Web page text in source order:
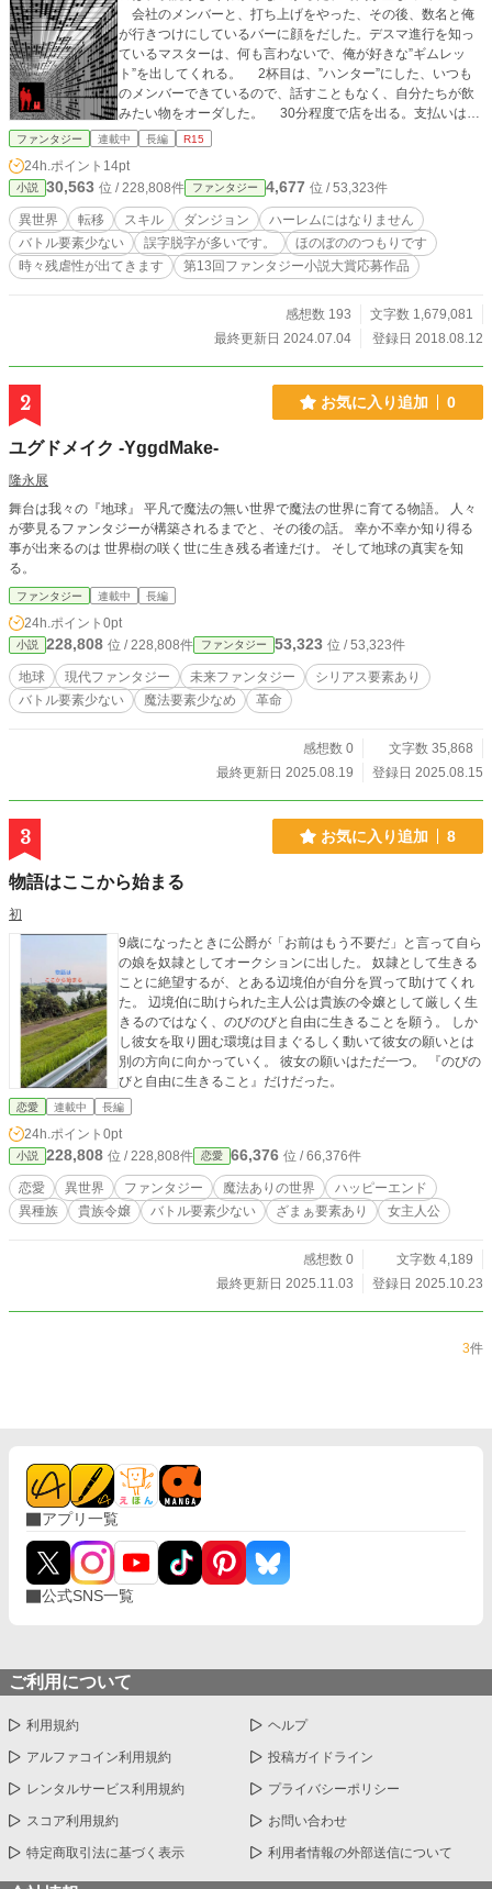
会社のメンバーと、打ち上げをやった、その後、数名と俺
が行きつけにしているバーに顔をだした。デスマ進行を知っ
ているマスターは、何も言わないで、俺が好きな”ギムレッ
ト”を出してくれる。 2杯目は、”ハンター”にした、いつも
のメンバーできているので、話すこともなく、自分たちが飲
みたい物をオーダした。 30分程度で店を出る。支払いは、
デポジットで足りるというサインが出ている。少なくなって
て、店を出る。雑踏を嫌って、裏路地を歩いて、一駅前の駅
に向かった。 電車を待つ間、仲間と他愛もない話をする。
異世界に転生したら、どんなスキルをもらうか？そんな話
をしながら、電車が来るのを待っていた。 ”ドン！” この音
を最後に、俺の生活は一変する。 異世界に転移した。転生
でなかったのには理由があるが、もはやどうでもいい。 現
はどこだ！” 異世界の、草原に放り出されている。かろうじ
て服は着ているが、現地に合わせた服なのだろう。スキルも
単に受けた。 いきなりハードプレイか？いい度胸している
意） ハーレムにはなりません。 ハーレムを求める人はこ
ファンタジー 連載中 長編 R15
24h.ポイント 14pt
小説 30,563 位 / 228,808件 ファンタジー 4,677 位 / 53,323件
異世界 転移 スキル ダンジョン
ハーレムにはなりません
バトル要素少ない
誤字脱字が多いです。
ほのぼののつもりです
時々残虐性が出てきます
第13回ファンタジー小説大賞応募作品
感想数 193
文字数 1,679,081
最終更新日 2024.07.04
登録日 2018.08.12
2 お気に入り追加 0
ユグドメイク -YggdMake-
隆永展
舞台は我々の『地球』 平凡で魔法の無い世界で魔法の世界に育てる物語。 人々
が夢見るファンタジーが構築されるまでと、その後の話。 幸か不幸か知り得る
事が出来るのは 世界樹の咲く世に生き残る者達だけ。 そして地球の真実を知
る。
ファンタジー 連載中 長編
24h.ポイント 0pt
小説 228,808 位 / 228,808件 ファンタジー 53,323 位 / 53,323件
地球 現代ファンタジー 未来ファンタジー
シリアス要素あり
バトル要素少ない
魔法要素少なめ 革命
感想数 0
文字数 35,868
最終更新日 2025.08.19
登録日 2025.08.15
3 お気に入り追加 8
物語はここから始まる
初
9歳になったときに公爵が「お前はもう不要だ」と言って自ら
の娘を奴隷としてオークションに出した。 奴隷として生きる
ことに絶望するが、とある辺境伯が自分を買って助けてくれ
た。 辺境伯に助けられた主人公は貴族の令嬢として厳しく生
きるのではなく、のびのびと自由に生きることを願う。 しか
し彼女を取り囲む環境は目まぐるしく動いて彼女の願いとは
別の方向に向かっていく。 彼女の願いはただ一つ。 『のびの
びと自由に生きること』だけだった。
恋愛 連載中 長編
24h.ポイント 0pt
小説 228,808 位 / 228,808件 恋愛 66,376 位 / 66,376件
恋愛 異世界 ファンタジー 魔法ありの世界
ハッピーエンド
異種族
貴族令嬢 バトル要素少ない ざまぁ要素あり 女主人公
感想数 0
文字数 4,189
最終更新日 2025.11.03
登録日 2025.10.23
3件
アプリ一覧
公式SNS一覧
ご利用について
利用規約 ヘルプ
アルファコイン利用規約 投稿ガイドライン
レンタルサービス利用規約 プライバシーポリシー
スコア利用規約 お問い合わせ
特定商取引法に基づく表示 利用者情報の外部送信について